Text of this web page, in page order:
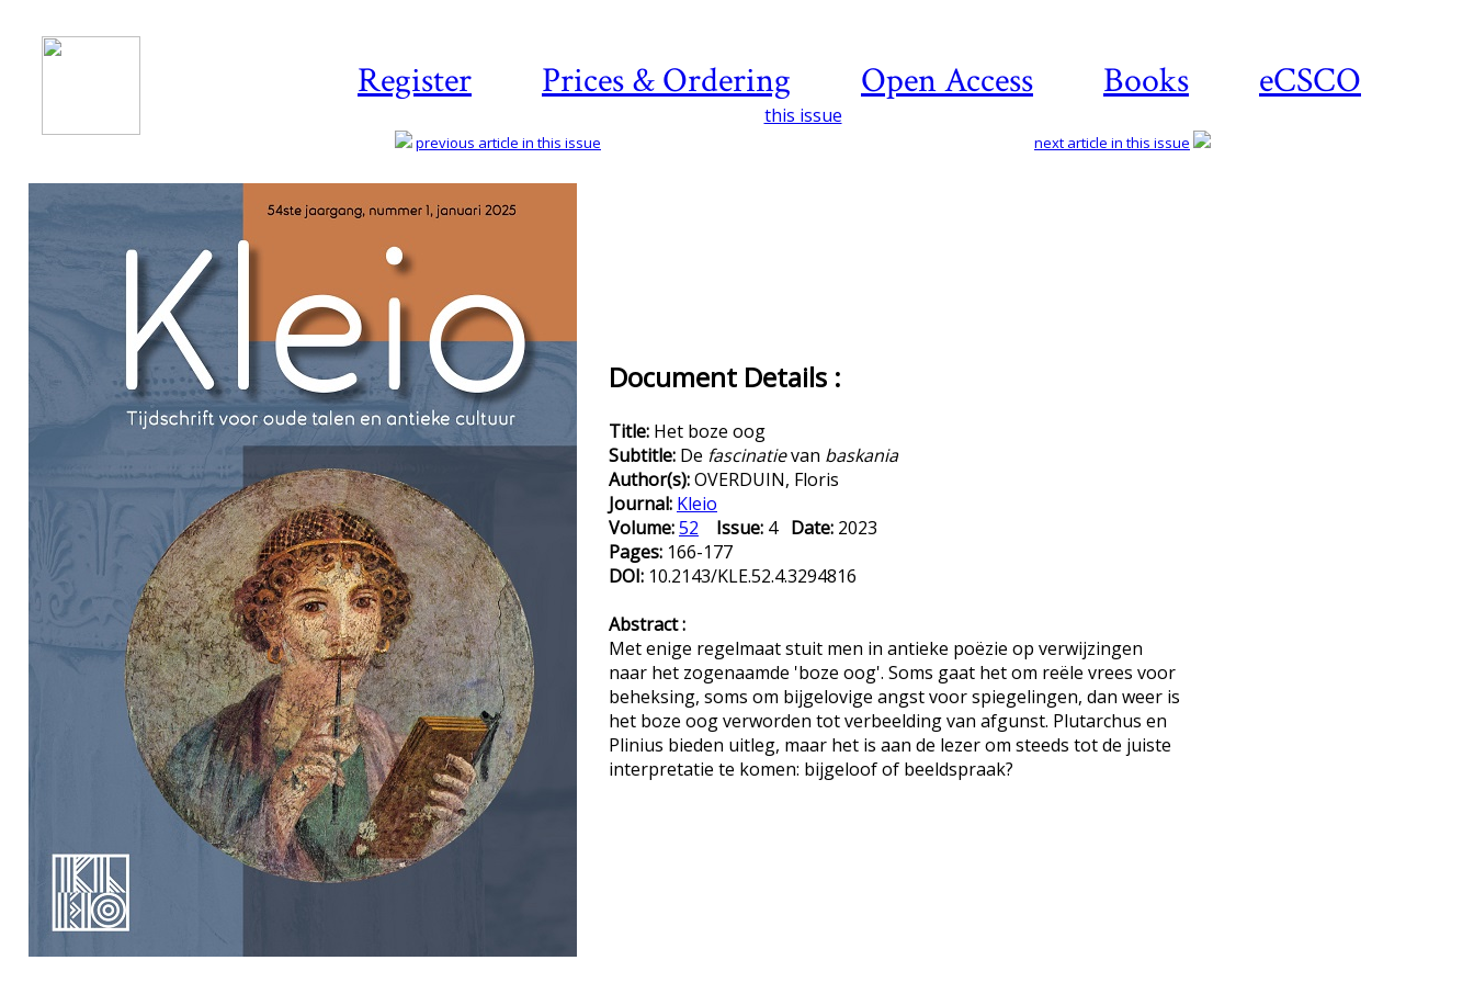
Register Prices & Ordering Open Access Books eCSCO
this issue
previous article in this issue next article in this issue
Document Details :
Title: Het boze oog
Subtitle: De fascinatievan baskania
Author(s):OVERDUIN, Floris
Journal: Kleio
Volume:52 Issue: 4 Date: 2023
Pages: 166-177
DOI: 10.2143/KLE.52.4.3294816
Abstract :
Met enige regelmaat stuit men in antieke poëzie op verwijzingen
naar het zogenaamde 'boze oog'. Soms gaat het om reële vrees voor
beheksing, soms om bijgelovige angst voor spiegelingen, dan weer is
het boze oog verworden tot verbeelding van afgunst. Plutarchus en
Plinius bieden uitleg, maar het is aan de lezer om steeds tot de juiste
interpretatie te komen: bijgeloof of beeldspraak?